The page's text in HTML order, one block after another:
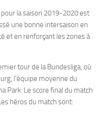
pour la saison 2019-2020 est
une bonne intersaison en
et en renforçant les zones à
tour de la Bundesliga, où
l’équipe moyenne du
Park. Le score final du match
héros du match sont: